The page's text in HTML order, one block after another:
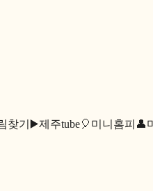
찾기 ▶️제주tube🎈 미니홈피 👤